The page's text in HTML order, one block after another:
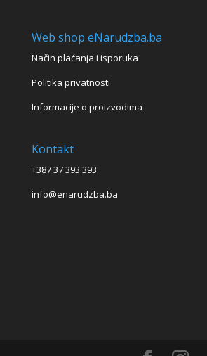
Web shop eNarudzba.ba
Način plaćanja i isporuka
Politika privatnosti
Informacije o proizvodima
Kontakt
+387 37 393 393
info@enarudzba.ba